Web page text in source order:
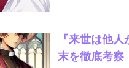
『来世は他
末を徹底考察